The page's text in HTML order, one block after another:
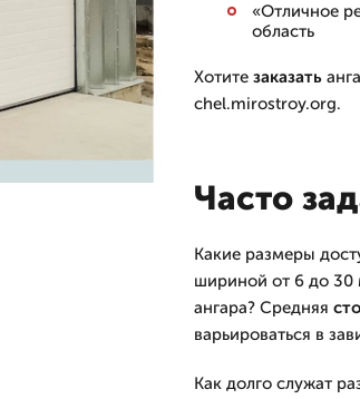
«Отличное
область
Хотите заказать
chel.mirostroy.org.
Часто
Какие размеры
шириной от 6 до 30
ангара? Средняя
варьироваться в
Как долго служат